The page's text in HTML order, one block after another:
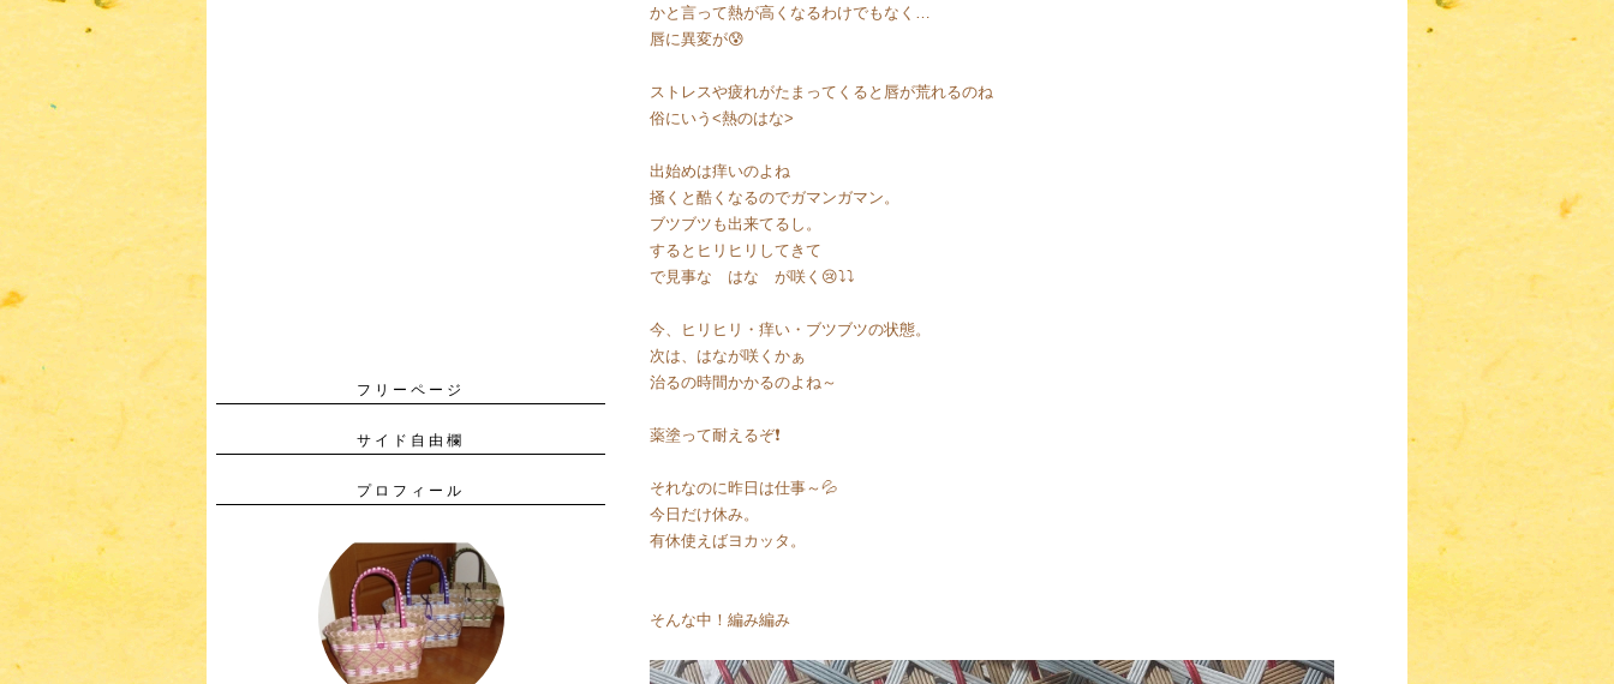
フリーページ
サイド自由欄
プロフィール
かと言って熱が高くなるわけでもなく…
唇に異変が😰
ストレスや疲れがたまってくると唇が荒れるのね
俗にいう<熱のはな>
出始めは痒いのよね
掻くと酷くなるのでガマンガマン。
ブツブツも出来てるし。
するとヒリヒリしてきて
で見事な はな が咲く😢⤵️⤵️
今、ヒリヒリ・痒い・ブツブツの状態。
次は、はなが咲くかぁ
治るの時間かかるのよね～
薬塗って耐えるぞ❗
それなのに昨日は仕事～💦
今日だけ休み。
有休使えばヨカッタ。
そんな中！編み編み